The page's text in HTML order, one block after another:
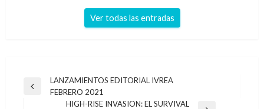
Ver todas las entradas
Navegación
Entrada
LANZAMIENTOS EDITORIAL IVREA
FEBRERO 2021
HIGH-RISE INVASION: EL SURVIVAL